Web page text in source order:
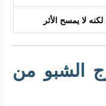
لا يمسح الأثر
الشبو من